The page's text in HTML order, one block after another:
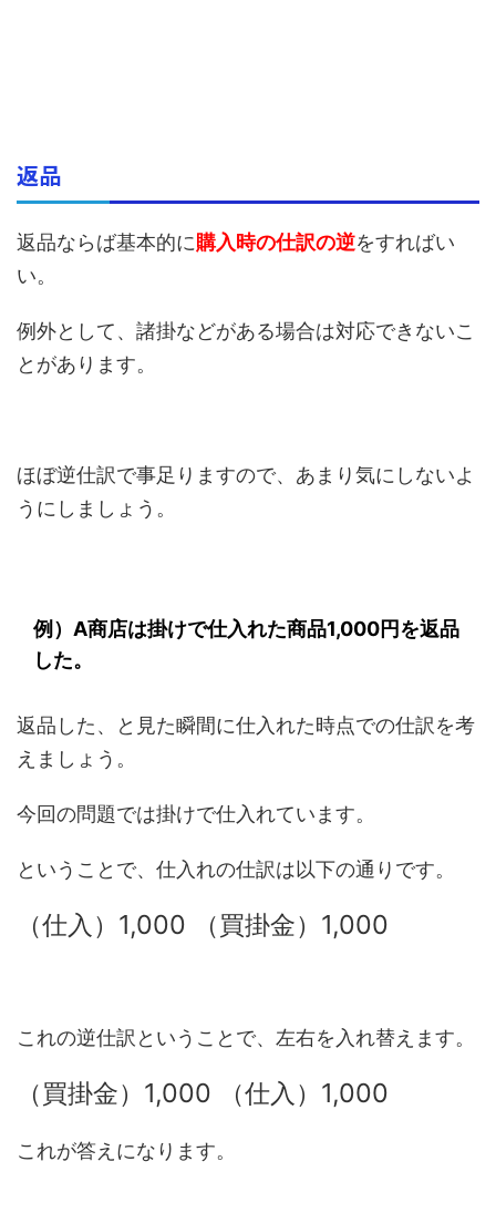
返品
返品ならば基本的に購入時の仕訳の逆をすればい
い。
例外として、諸掛などがある場合は対応できないこ
とがあります。
ほぼ逆仕訳で事足りますので、あまり気にしないよ
うにしましょう。
例）A商店は掛けで仕入れた商品1,000円を返品
した。
返品した、と見た瞬間に仕入れた時点での仕訳を考
えましょう。
今回の問題では掛けで仕入れています。
ということで、仕入れの仕訳は以下の通りです。
（仕入）1,000 （買掛金）1,000
これの逆仕訳ということで、左右を入れ替えます。
（買掛金）1,000 （仕入）1,000
これが答えになります。